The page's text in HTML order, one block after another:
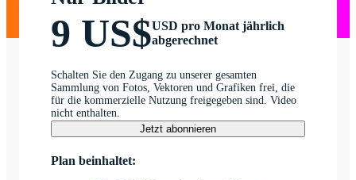
9 US$USD pro Monat jährlich
abgerechnet
Schalten Sie den Zugang zu unserer gesamten
Sammlung von Fotos, Vektoren und Grafiken frei, die
für die kommerzielle Nutzung freigegeben sind. Video
nicht enthalten.
Jetzt abonnieren
Plan beinhaltet: